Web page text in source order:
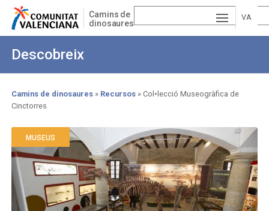
Skip
main
Camins de
dinosaures
VA
Descobreix
Breadcrumb
Camins de dinosaures Recursos
Col•lecció Museogràfica de
Cinctorres
MUSEUS